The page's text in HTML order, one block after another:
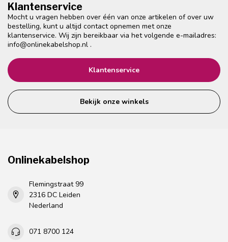
Klantenservice
Mocht u vragen hebben over één van onze artikelen of over uw
bestelling, kunt u altijd contact opnemen met onze
klantenservice. Wij zijn bereikbaar via het volgende e-mailadres:
info@onlinekabelshop.nl .
Klantenservice
Bekijk onze winkels
Onlinekabelshop
Flemingstraat 99
2316 DC Leiden
Nederland
071 8700 124